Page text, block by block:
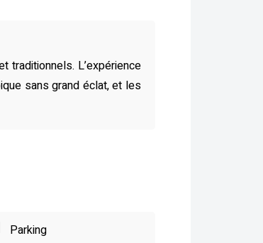
traditionnels. L’expérience
sans grand éclat, et les
Parking